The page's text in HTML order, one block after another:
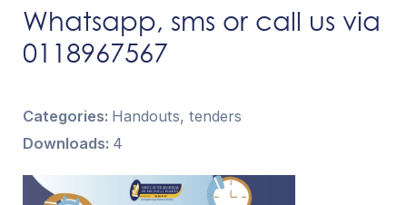
Toggle
Whatsapp, sms or call us via
0118967567
Categories: Handouts, tenders
Downloads: 4